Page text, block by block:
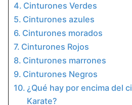
Cinturones Verdes
Cinturones azules
Cinturones morados
Cinturones Rojos
Cinturones marrones
Cinturones Negros
¿Qué hay por encima del
Karate?